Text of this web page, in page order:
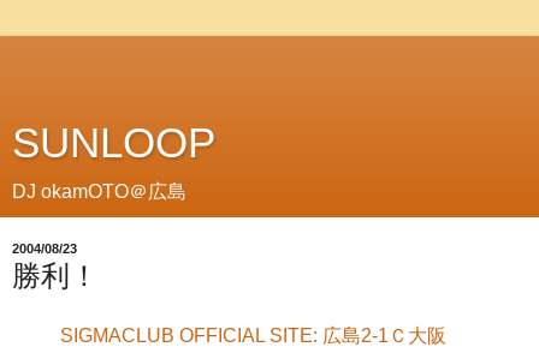
SUNLOOP
DJ okamOTO＠広島
2004/08/23
勝利！
SIGMACLUB OFFICIAL SITE: 広島2-1Ｃ大阪